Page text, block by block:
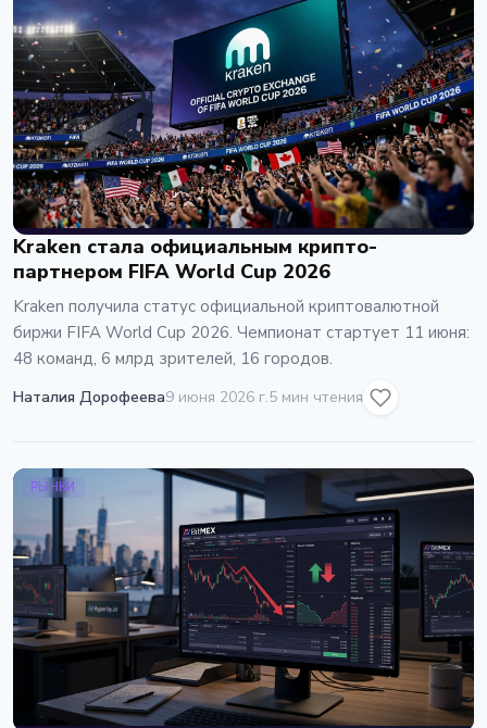
Kraken стала официальным крипто-
партнером FIFA World Cup 2026
Kraken получила статус официальной криптовалютной
биржи FIFA World Cup 2026. Чемпионат стартует 11 июня:
48 команд, 6 млрд зрителей, 16 городов.
Наталия Дорофеева9 июня 2026 г.5 мин чтения
РЫНКИ